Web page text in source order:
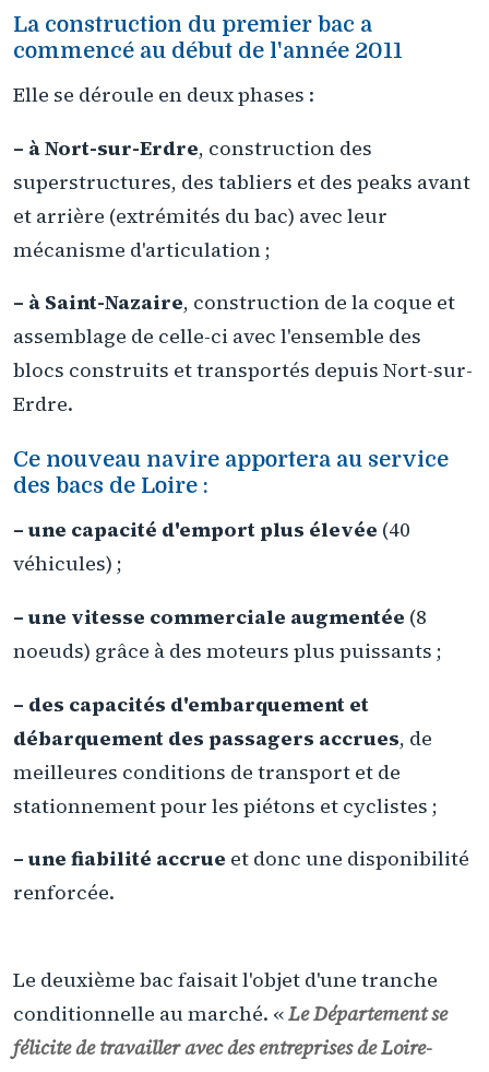
La construction du premier bac a
commencé au début de l'année 2011
Elle se déroule en deux phases :
– à Nort-sur-Erdre, construction des
superstructures, des tabliers et des peaks avant
et arrière (extrémités du bac) avec leur
mécanisme d'articulation ;
– à Saint-Nazaire, construction de la coque et
assemblage de celle-ci avec l'ensemble des
blocs construits et transportés depuis Nort-sur-
Erdre.
Ce nouveau navire apportera au service
des bacs de Loire :
– une capacité d'emport plus élevée (40
véhicules) ;
– une vitesse commerciale augmentée (8
noeuds) grâce à des moteurs plus puissants ;
– des capacités d'embarquement et
débarquement des passagers accrues, de
meilleures conditions de transport et de
stationnement pour les piétons et cyclistes ;
– une fiabilité accrue et donc une disponibilité
renforcée.
Le deuxième bac faisait l'objet d'une tranche
conditionnelle au marché. «Le Département se
félicite de travailler avec des entreprises de Loire-